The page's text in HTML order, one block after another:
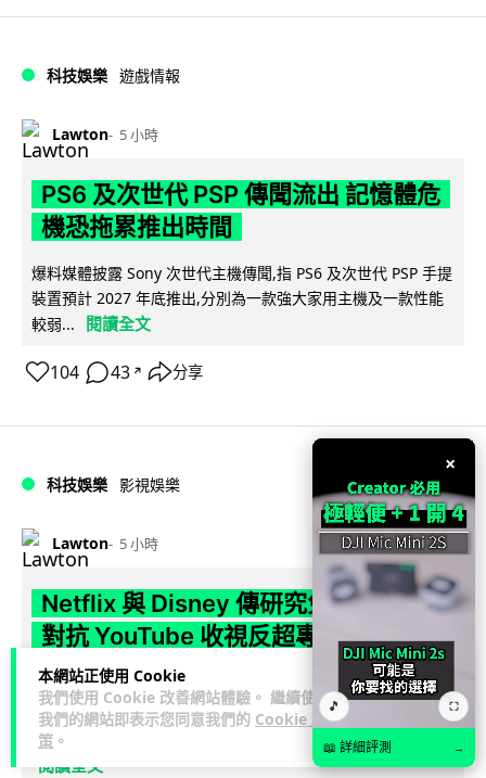
本網站正使用 Cookie
我們使用 Cookie 改善網站體驗。 繼續使用
我們的網站即表示您同意我們的 Cookie 政
策 。
科技娛樂 遊戲情報
Lawton 5 小時
PS6 及次世代 PSP 傳聞流出 記憶體危
機恐拖累推出時間
爆料媒體披露 Sony 次世代主機傳聞,指 PS6 及次世代 PSP 手提
裝置預計 2027 年底推出,分別為一款強大家用主機及一款性能
較弱...
閱讀全文
104 43 ↗ 分享
科技娛樂 影視娛樂
Lawton 5 小時
Netflix 與 Disney 傳研究免費觀看方案
對抗 YouTube 收視反超專家警告存隱
憂
Netflix 與 Disney+ 傳評估推出免費廣告支援方案，以對抗
YouTube 收視反超及用戶流失。YouTube 全球日均觀看時間...
閱讀全文
×
🎵 ⛶
📖 詳細評測 →